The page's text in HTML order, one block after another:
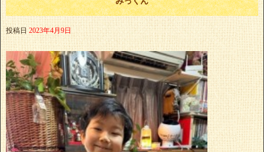
投稿日 2023年4月9日